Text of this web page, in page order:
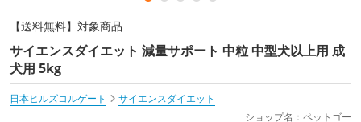
【送料無料】対象商品
サイエンスダイエット 減量サポート 中粒 中型犬以上用 成
犬用 5kg
日本ヒルズコルゲート
サイエンスダイエット
ショップ名：ペットゴー